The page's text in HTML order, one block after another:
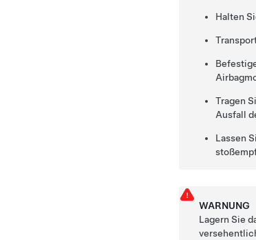
Halten
Tragen
Ausfall
Lassen
WARNUNG
Lagern Sie